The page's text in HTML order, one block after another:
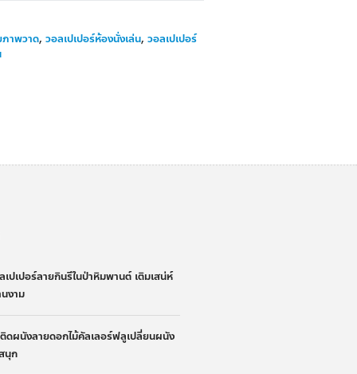
ภาพวาด, วอลเปเปอร์ห้องนั่งเล่น, วอลเปเปอร์
ปเปอร์ลายกินรีในป่าหิมพานต์ เติมเสน่ห์
นงาม
ดผนังลายดอกไม้คัลเลอร์ฟลูเปลี่ยนผนัง
นุก